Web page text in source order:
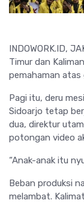
INDOWORK.ID,
Timur dan
pemahaman atas
Pagi itu, deru
Sidoarjo tetap
dua, direktur
potongan video
“Anak-anak itu
Beban produksi
melambat.